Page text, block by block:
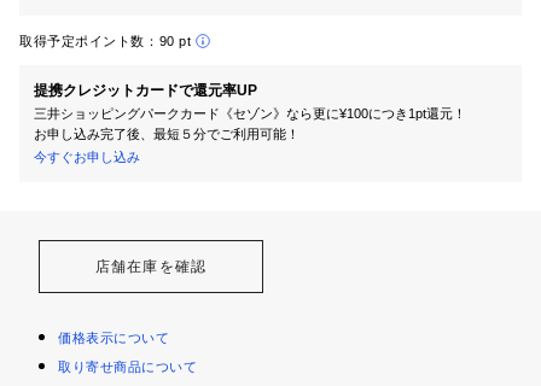
取得予定ポイント数： 90 pt
提携クレジットカードで還元率UP
三井ショッピングパークカード《セゾン》なら更に¥100につき1pt還元！
お申し込み完了後、最短５分でご利用可能！
今すぐお申し込み
店舗在庫を確認
価格表示について
取り寄せ商品について